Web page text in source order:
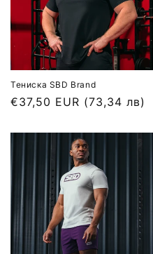
Тениска SBD Brand
Обичайна
€37,50 EUR (73,34 лв)